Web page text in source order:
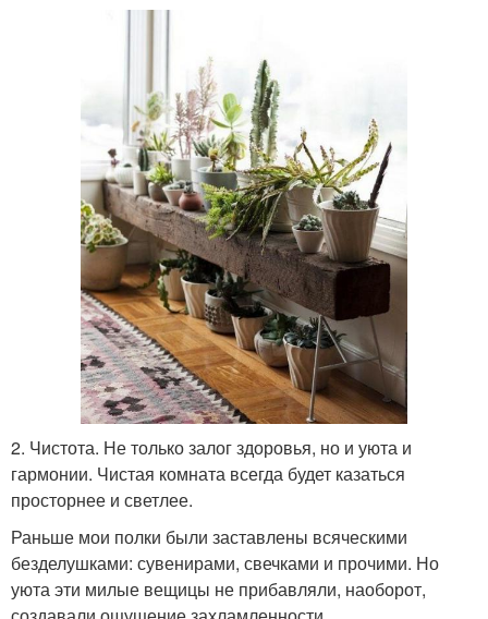
2. Чистота. Не только залог здоровья, но и уюта и
гармонии. Чистая комната всегда будет казаться
просторнее и светлее.
Раньше мои полки были заставлены всяческими
безделушками: сувенирами, свечками и прочими. Но
уюта эти милые вещицы не прибавляли, наоборот,